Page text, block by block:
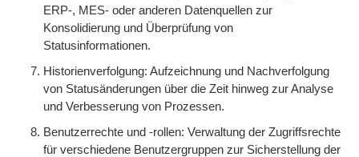
ERP-, MES- oder anderen Datenquellen zur
Konsolidierung und Überprüfung von
Statusinformationen.
Historienverfolgung: Aufzeichnung und Nachverfolgung
von Statusänderungen über die Zeit hinweg zur Analyse
und Verbesserung von Prozessen.
Benutzerrechte und -rollen: Verwaltung der Zugriffsrechte
für verschiedene Benutzergruppen zur Sicherstellung der